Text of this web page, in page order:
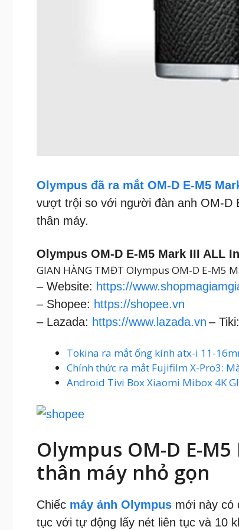
Olympus đã ra mắt OM-D E-M5
vượt trội so với người đàn anh OM-D
thân máy.
Olympus OM-D E-M5 Mark III ALL
GIAN HÀNG TMĐT Olympus OM-D E-M5
– Website: https://
– Shopee: https://shopee.vn
– Lazada: https://www.lazada.vn – Tiki:
Tokina ra mắt ống kính atx-i 11-
Chính thức ra mắt Fujifilm X-Pro3:
Android Tivi Box Xiaomi Mibox 4K
Olympus OM-D E-
thân máy nhỏ gọn
Chiếc máy ảnh Olympus mới này có
tục với tự động lấy nét liên tục và 10